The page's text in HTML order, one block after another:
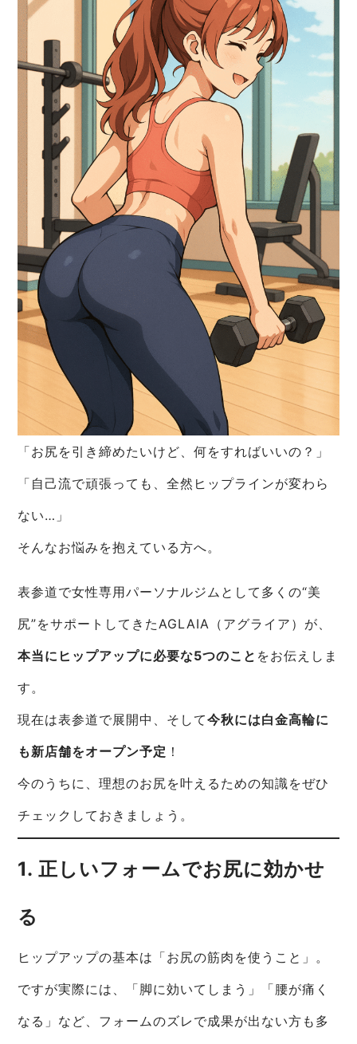
「お尻を引き締めたいけど、何をすればいいの？」
「自己流で頑張っても、全然ヒップラインが変わら
ない…」
そんなお悩みを抱えている方へ。
表参道で女性専用パーソナルジムとして多くの“美
尻”をサポートしてきたAGLAIA（アグライア）が、
本当にヒップアップに必要な5つのこと をお伝えしま
す。
現在は表参道で展開中、そして今秋には白金高輪に
も新店舗をオープン予定 ！
今のうちに、理想のお尻を叶えるための知識をぜひ
チェックしておきましょう。
1. 正しいフォームでお尻に効かせ
る
ヒップアップの基本は「お尻の筋肉を使うこと」。
ですが実際には、「脚に効いてしまう」「腰が痛く
なる」など、フォームのズレで成果が出ない方も多